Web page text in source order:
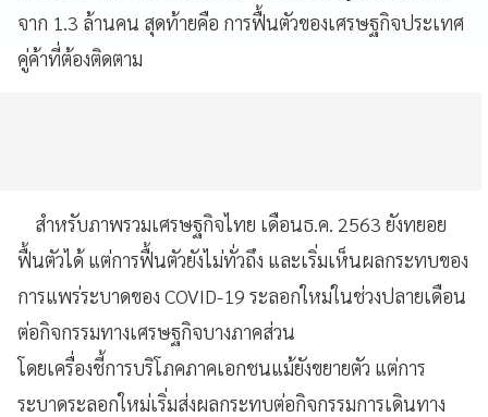
จาก 1.3 ล้านคน สุดท้ายคือ การฟื้นตัวของเศรษฐกิจประเทศ
คู่ค้าที่ต้องติดตาม
สำหรับภาพรวมเศรษฐกิจไทย เดือนธ.ค. 2563 ยังทยอย
ฟื้นตัวได้ แต่การฟื้นตัวยังไม่ทั่วถึง และเริ่มเห็นผลกระทบของ
การแพร่ระบาดของ COVID-19 ระลอกใหม่ในช่วงปลายเดือน
ต่อกิจกรรมทางเศรษฐกิจบางภาคส่วน
โดยเครื่องชี้การบริโภคภาคเอกชนแม้ยังขยายตัว แต่การ
ระบาดระลอกใหม่เริ่มส่งผลกระทบต่อกิจกรรมการเดินทาง